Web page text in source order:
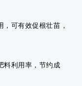
可有效促根壮苗，
料利用率，节约成